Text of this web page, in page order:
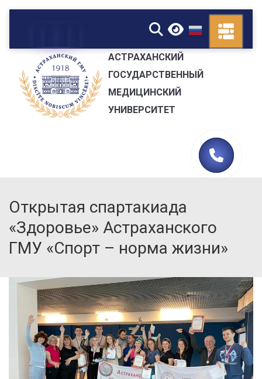
▼
АСТРАХАНСКИЙ
ГОСУДАРСТВЕННЫЙ
МЕДИЦИНСКИЙ
УНИВЕРСИТЕТ
Открытая спартакиада
«Здоровье» Астраханского
ГМУ «Спорт – норма жизни»